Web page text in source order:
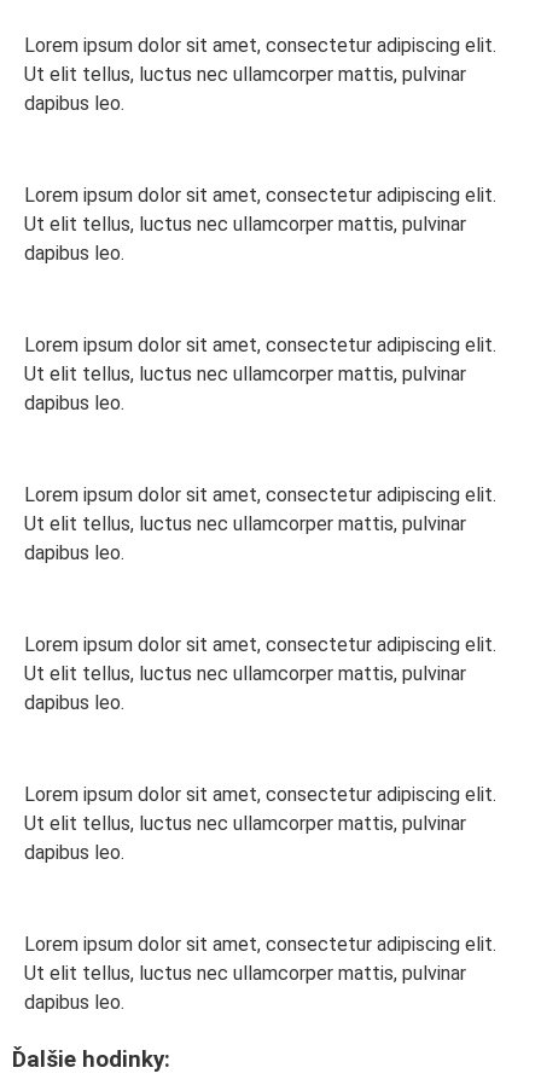
Lorem ipsum dolor sit amet, consectetur adipiscing elit.
Ut elit tellus, luctus nec ullamcorper mattis, pulvinar
dapibus leo.
Lorem ipsum dolor sit amet, consectetur adipiscing elit.
Ut elit tellus, luctus nec ullamcorper mattis, pulvinar
dapibus leo.
Lorem ipsum dolor sit amet, consectetur adipiscing elit.
Ut elit tellus, luctus nec ullamcorper mattis, pulvinar
dapibus leo.
Lorem ipsum dolor sit amet, consectetur adipiscing elit.
Ut elit tellus, luctus nec ullamcorper mattis, pulvinar
dapibus leo.
Lorem ipsum dolor sit amet, consectetur adipiscing elit.
Ut elit tellus, luctus nec ullamcorper mattis, pulvinar
dapibus leo.
Lorem ipsum dolor sit amet, consectetur adipiscing elit.
Ut elit tellus, luctus nec ullamcorper mattis, pulvinar
dapibus leo.
Lorem ipsum dolor sit amet, consectetur adipiscing elit.
Ut elit tellus, luctus nec ullamcorper mattis, pulvinar
dapibus leo.
Ďalšie hodinky: